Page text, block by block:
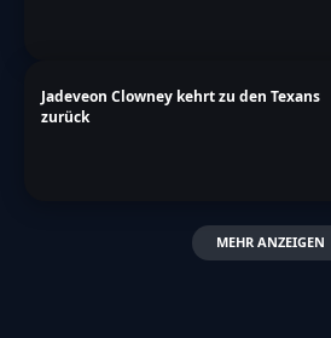
Jadeveon Clowney kehrt zu den Texans
zurück
MEHR ANZEIGEN